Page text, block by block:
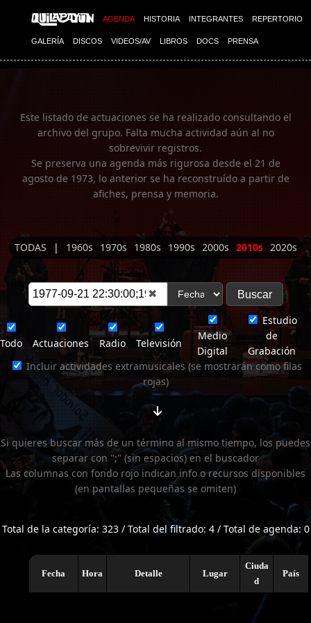
AGENDA HISTORIA INTEGRANTES REPERTORIO
GALERÍA DISCOS VIDEOS/AV LIBROS DOCS PRENSA
Imagen 01
Este listado de actuaciones se ha realizado consultando el
archivo del grupo. Falta mucha actividad aún al no
sobrevivir registros.
Se preserva una agenda más rigurosa desde el 21 de
agosto de 1973, lo anterior se ha reconstruído a partir de
afiches, prensa y memoria.
TODAS | 1960s 1970s 1980s 1990s 2000s 2010s 2020s
✖
Todo Actuaciones Radio Televisión
Medio
Digital
Estudio
de
Grabación
Incluir actividades extramusicales (se mostrarán como filas
rojas)
Si quieres buscar más de un término al mismo tiempo, los puedes
separar con ";" (sin espacios) en el buscador
Las columnas con fondo rojo indican info o recursos disponibles
(en pantallas pequeñas se omiten)
Total de la categoría: 323 / Total del filtrado: 4 / Total de agenda: 0
Fecha Hora Detalle Lugar
Ciuda
d
País